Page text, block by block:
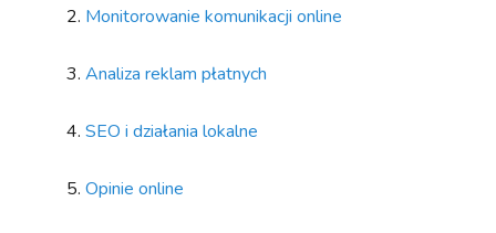
Monitorowanie komunikacji online
Analiza reklam płatnych
SEO i działania lokalne
Opinie online